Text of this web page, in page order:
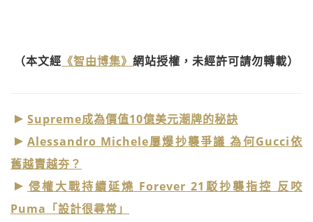
（本文經 《智由博集》 網站授權，未經許可請勿轉載）
Supreme成為價值10億美元潮牌的秘訣
Alessandro Michele屢爆抄襲爭議 為何Gucci依
舊越賣越夯？
侵權大戰持續延燒 Forever 21駁抄襲指控 反咬
Puma「設計很尋常」